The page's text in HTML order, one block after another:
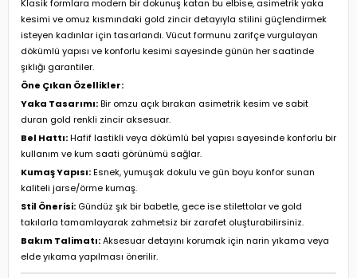
Klasik formlara modern bir dokunuş katan bu elbise, asimetrik yaka
kesimi ve omuz kısmındaki gold zincir detayıyla stilini güçlendirmek
isteyen kadınlar için tasarlandı. Vücut formunu zarifçe vurgulayan
dökümlü yapısı ve konforlu kesimi sayesinde günün her saatinde
şıklığı garantiler.
Öne Çıkan Özellikler:
Yaka Tasarımı:Bir omzu açık bırakan asimetrik kesim ve sabit
duran gold renkli zincir aksesuar.
Bel Hattı:Hafif lastikli veya dökümlü bel yapısı sayesinde konforlu bir
kullanım ve kum saati görünümü sağlar.
Kumaş Yapısı:Esnek, yumuşak dokulu ve gün boyu konfor sunan
kaliteli jarse/örme kumaş.
Stil Önerisi: Gündüz şık bir babetle, gece ise stilettolar ve gold
takılarla tamamlayarak zahmetsiz bir zarafet oluşturabilirsiniz.
Bakım Talimatı:Aksesuar detayını korumak için narin yıkama veya
elde yıkama yapılması önerilir.